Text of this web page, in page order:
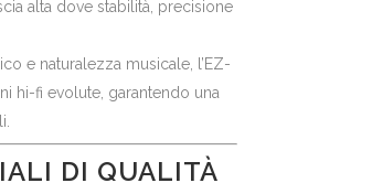
alta dove stabilità, precisione
e naturalezza musicale, l’EZ-
hi-fi evolute, garantendo una
DI QUALITÀ